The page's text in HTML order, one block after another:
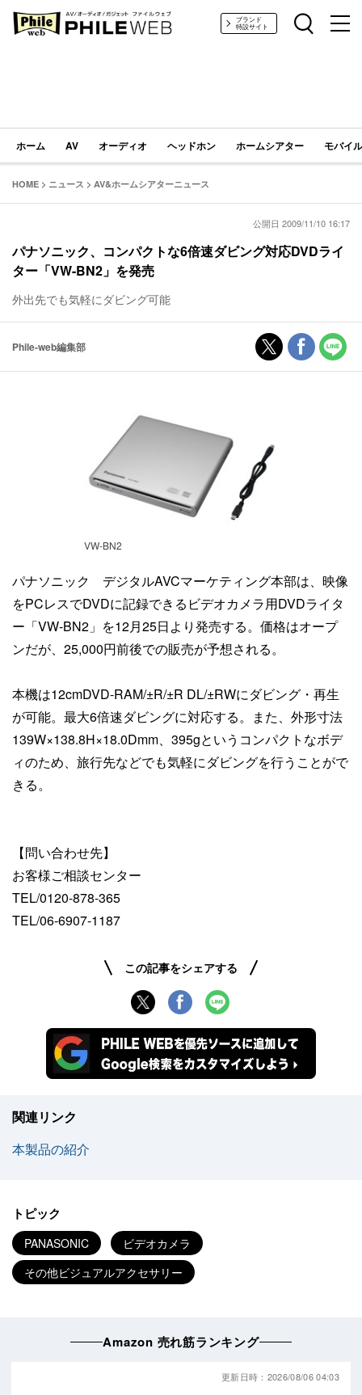
PHILE WEB｜AV/オーディオ/ガジェットブランド
特設サイト
ホーム AV オーディオ ヘッドホン ホームシアター モバイ
HOME > ニュース > AV&ホームシアターニュース
公開日 2009/11/10 16:17
パナソニック、コンパクトな6倍速ダビング対応DVDライ
ター「VW-BN2」を発売
外出先でも気軽にダビング可能
Phile-web編集部
VW-BN2
パナソニック デジタルAVCマーケティング本部は、映像
をPCレスでDVDに記録できるビデオカメラ用DVDライタ
ー「VW-BN2」を12月25日より発売する。価格はオープ
ンだが、25,000円前後での販売が予想される。
本機は12cmDVD-RAM/±R/±R DL/±RWにダビング・再生
が可能。最大6倍速ダビングに対応する。また、外形寸法
139W×138.8H×18.0Dmm、395gというコンパクトなボデ
ィのため、旅行先などでも気軽にダビングを行うことがで
きる。
【問い合わせ先】
お客様ご相談センター
TEL/0120-878-365
TEL/06-6907-1187
この記事をシェアする
関連リンク
本製品の紹介
トピック
PANASONIC
ビデオカメラ
その他ビジュアルアクセサリー